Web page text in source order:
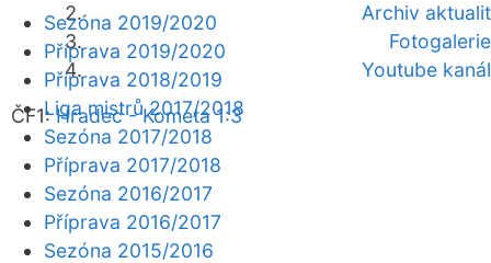
Archiv aktualit
Fotogalerie
Youtube kanál
ČF1:Hradec - Kometa 1:3
Sezóna 2019/2020
Příprava 2019/2020
Příprava 2018/2019
Liga mistrů 2017/2018
Sezóna 2017/2018
Příprava 2017/2018
Sezóna 2016/2017
Příprava 2016/2017
Sezóna 2015/2016